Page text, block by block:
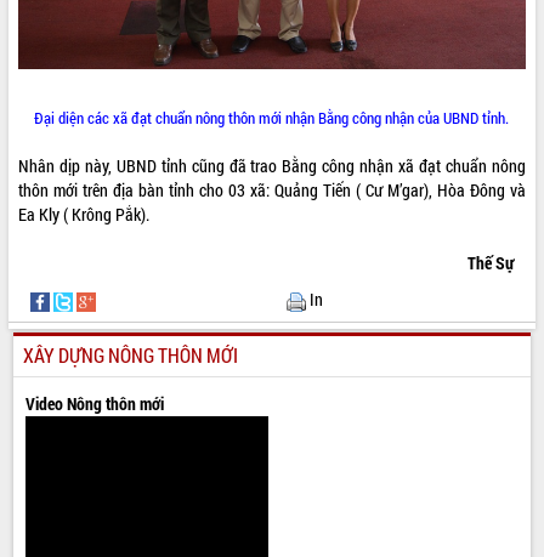
Đại diện các xã đạt chuẩn nông thôn mới nhận Bằng công nhận của UBND tỉnh.
Nhân dịp này, UBND tỉnh cũng đã trao Bằng công nhận xã đạt chuẩn nông
thôn mới trên địa bàn tỉnh cho 03 xã: Quảng Tiến ( Cư M’gar), Hòa Đông và
Ea Kly ( Krông Pắk).
Thế Sự
In
XÂY DỰNG NÔNG THÔN MỚI
Video Nông thôn mới